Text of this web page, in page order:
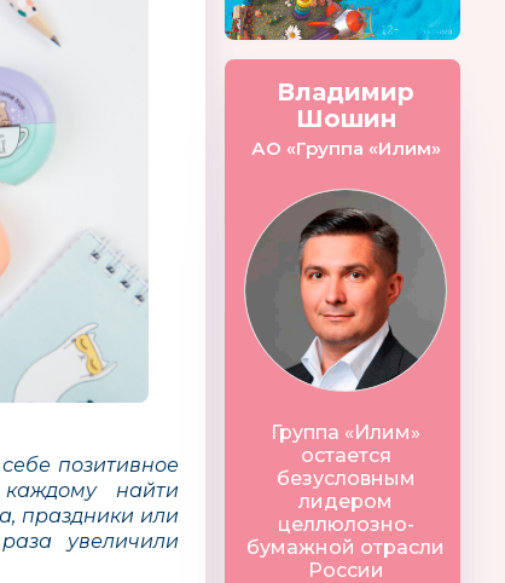
позитивное
найти
праздники или
увеличили
Владимир
Шошин
АО «Группа «Илим»
Группа «Илим»
остается
безусловным
лидером
целлюлозно-
бумажной отрасли
России